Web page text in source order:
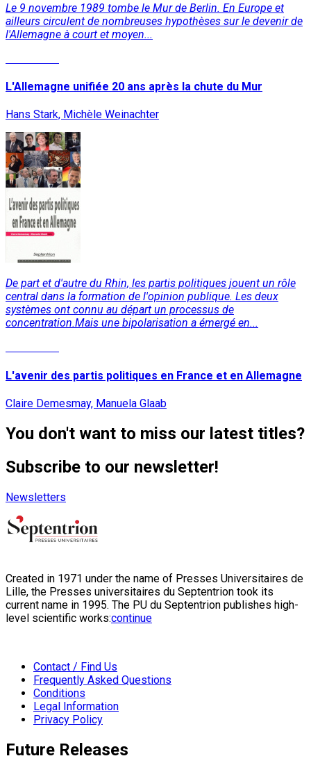
Le 9 novembre 1989 tombe le Mur de Berlin. En Europe et
ailleurs circulent de nombreuses hypothèses sur le devenir de
l'Allemagne à court et moyen...
L'Allemagne unifiée 20 ans après la chute du Mur
Hans Stark, Michèle Weinachter
De part et d'autre du Rhin, les partis politiques jouent un rôle
central dans la formation de l'opinion publique. Les deux
systèmes ont connu au départ un processus de
concentration.Mais une bipolarisation a émergé en...
L'avenir des partis politiques en France et en Allemagne
Claire Demesmay, Manuela Glaab
You don't want to miss our latest titles?
Subscribe to our newsletter!
Newsletters
Created in 1971 under the name of Presses Universitaires de
Lille, the Presses universitaires du Septentrion took its
current name in 1995. The PU du Septentrion publishes high-
level scientific works:continue
Contact / Find Us
Frequently Asked Questions
Conditions
Legal Information
Privacy Policy
Future Releases